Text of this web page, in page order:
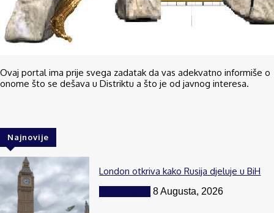
Ovaj portal ima prije svega zadatak da vas adekvatno informiše o
onome što se dešava u Distriktu a što je od javnog interesa.
Najnovije
London otkriva kako Rusija djeluje u BiH
8 Augusta, 2026